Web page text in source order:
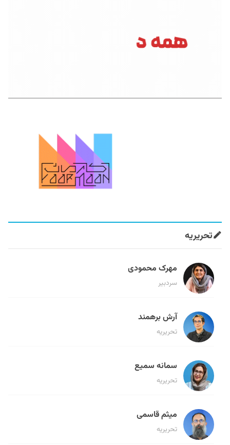
تحریریه
مهرک محمودی
سردبیر
آرش برهمند
تحریریه
سمانه سمیع
تحریریه
میثم قاسمی
تحریریه